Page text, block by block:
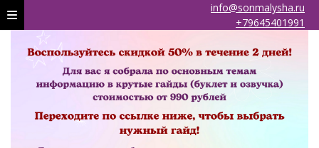
info@sonmalysha.ru
+79645401991